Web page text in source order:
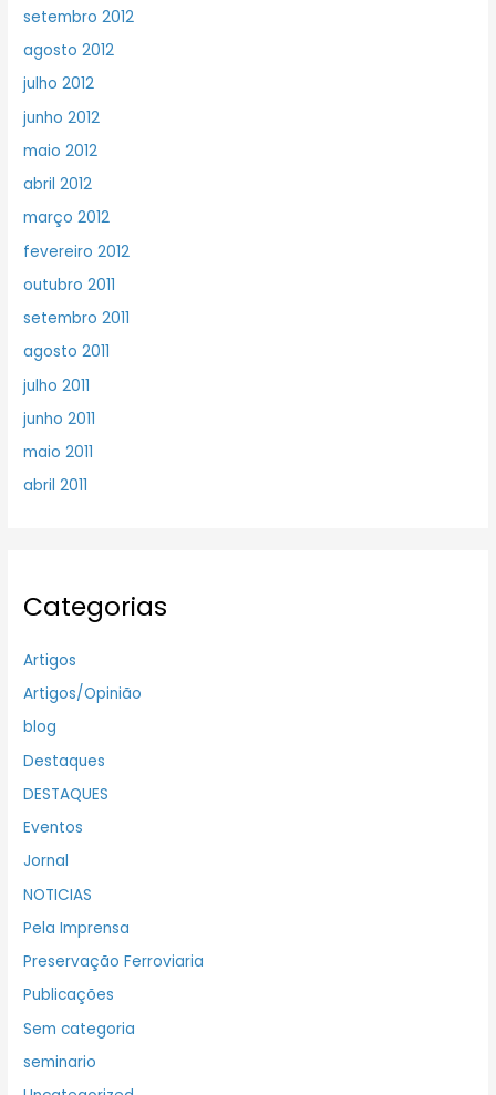
setembro 2012
agosto 2012
julho 2012
junho 2012
maio 2012
abril 2012
março 2012
fevereiro 2012
outubro 2011
setembro 2011
agosto 2011
julho 2011
junho 2011
maio 2011
abril 2011
Categorias
Artigos
Artigos/Opinião
blog
Destaques
DESTAQUES
Eventos
Jornal
NOTICIAS
Pela Imprensa
Preservação Ferroviaria
Publicações
Sem categoria
seminario